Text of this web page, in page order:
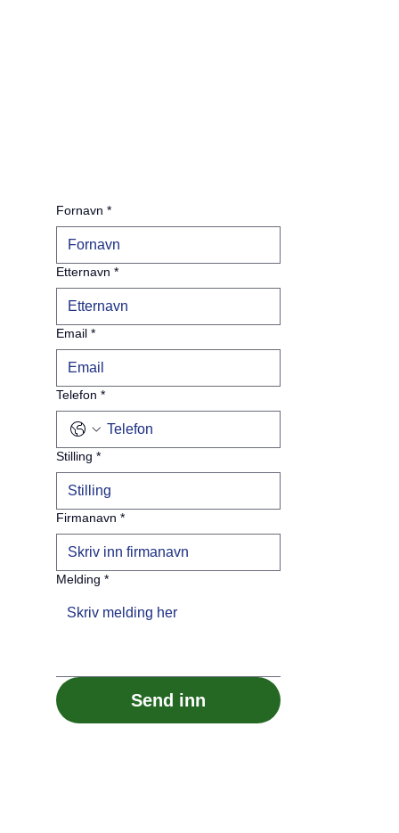
Fornavn *
Etternavn *
Email *
Telefon *
Stilling *
Firmanavn *
Melding *
Send inn